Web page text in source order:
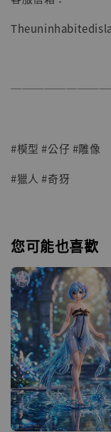
#模型 #公仔 #雕像
#獵人 #奇犽
您可能也喜歡